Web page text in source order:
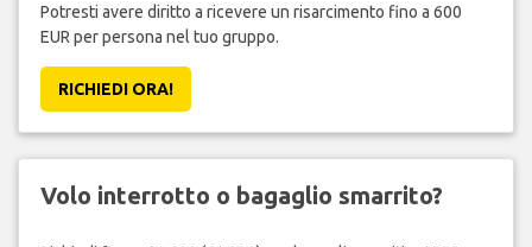
Potresti avere diritto a ricevere un risarcimento fino a 600
EUR per persona nel tuo gruppo.
RICHIEDI ORA!
Volo interrotto o bagaglio smarrito?